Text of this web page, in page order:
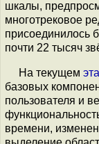
шкалы,
многотрековое
присоединилось
почти 22 тысяч
На текущем
базовых
пользователя и
времени,